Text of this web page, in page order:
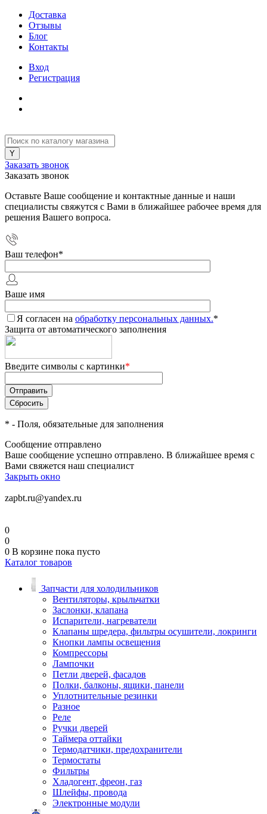
Доставка
Отзывы
Блог
Контакты
Вход
Регистрация
Заказать звонок
Заказать звонок
Оставьте Ваше сообщение и контактные данные и наши
специалисты свяжутся с Вами в ближайшее рабочее время для
решения Вашего вопроса.
Ваш телефон*
Ваше имя
Я согласен на обработку персональных данных.*
Защита от автоматического заполнения
Введите символы с картинки*
* - Поля, обязательные для заполнения
Сообщение отправлено
Ваше сообщение успешно отправлено. В ближайшее время с
Вами свяжется наш специалист
Закрыть окно
zapbt.ru@yandex.ru
0
0
0 В корзине пока пусто
Каталог товаров
Запчасти для холодильников
Вентиляторы, крыльчатки
Заслонки, клапана
Испарители, нагреватели
Клапаны шредера, фильтры осушители, локринги
Кнопки лампы освещения
Компрессоры
Лампочки
Петли дверей, фасадов
Полки, балконы, ящики, панели
Уплотнительные резинки
Разное
Реле
Ручки дверей
Таймера оттайки
Термодатчики, предохранители
Термостаты
Фильтры
Хладогент, фреон, газ
Шлейфы, провода
Электронные модули